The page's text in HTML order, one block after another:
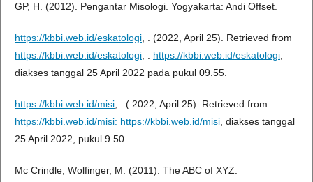
GP, H. (2012). Pengantar Misologi. Yogyakarta: Andi Offset.
https://kbbi.web.id/eskatologi , . (2022, April 25). Retrieved from
https://kbbi.web.id/eskatologi , : https://kbbi.web.id/eskatologi
diakses tanggal 25 April 2022 pada pukul 09.55.
https://kbbi.web.id/misi , . ( 2022, April 25). Retrieved from
https://kbbi.web.id/misi: https://kbbi.web.id/misi , diakses tanggal
25 April 2022, pukul 9.50.
Mc Crindle, Wolfinger, M. (2011). The ABC of XYZ: